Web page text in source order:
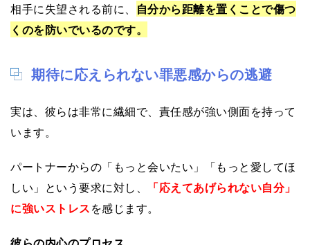
相手に失望される前に、
自分から距離を置くことで傷つ
くのを防いでいるのです。
期待に応えられない罪悪感からの逃避
実は、彼らは非常に繊細で、責任感が強い側面を持って
います。
パートナーからの「もっと会いたい」「もっと愛してほ
しい」という要求に対し、
「応えてあげられない自分」
に強いストレスを感じます。